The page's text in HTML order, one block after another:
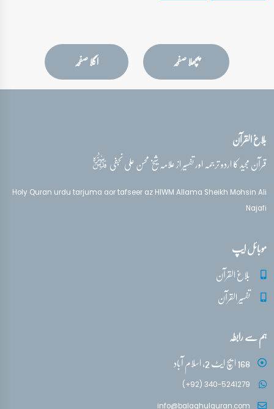
پچھلا صفحہ اگلا صفحہ
بلاغ القرآن
قرآن مجید کا اردو ترجمہ اور تفسیر از علامہ شیخ محسن علی نجفیقدس‌سره
Holy Quran urdu tarjuma aor tafseer az HIWM Allama Sheikh Mohsin Ali
Najafi
موبائل ایپ
بلاغ القرآن
تفسیر القرآن
ہم سے رابطہ
168 ایچ ایٹ 2، اسلام آباد
(+92) 340-5241279
info@balaghulquran.com